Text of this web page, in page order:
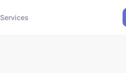
Services